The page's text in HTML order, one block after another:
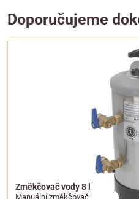
Doporučujeme
Změkčovač vody 8 l s manuální
Manuální změkčovač vody o